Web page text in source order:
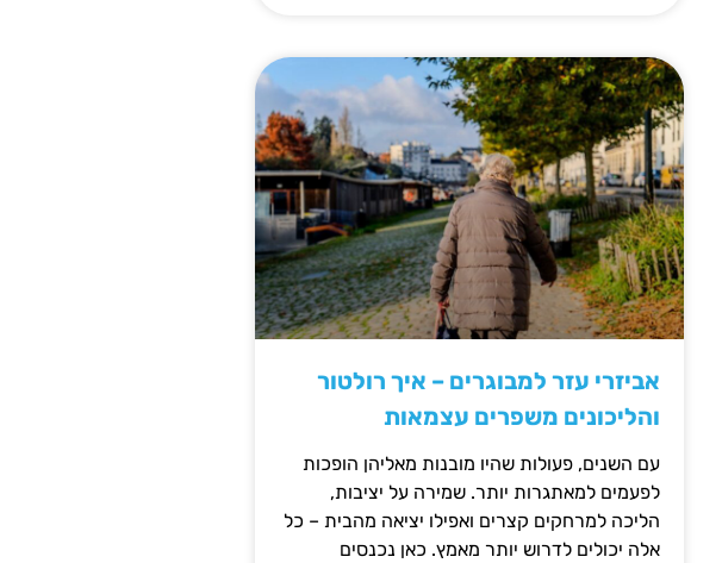
אביזרי עזר למבוגרים – איך רולטור
והליכונים משפרים עצמאות
עם השנים, פעולות שהיו מובנות מאליהן הופכות
לפעמים למאתגרות יותר. שמירה על יציבות,
הליכה למרחקים קצרים ואפילו יציאה מהבית – כל
אלה יכולים לדרוש יותר מאמץ. כאן נכנסים